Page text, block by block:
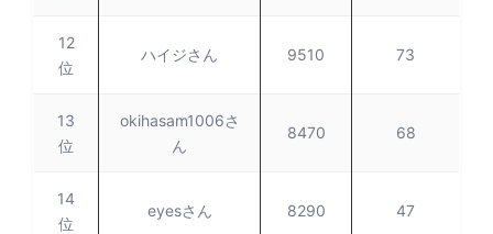
12
位
ハイジさん 9510 73
13
位
okihasam1006さ
ん
8470 68
14
位
eyesさん 8290 47